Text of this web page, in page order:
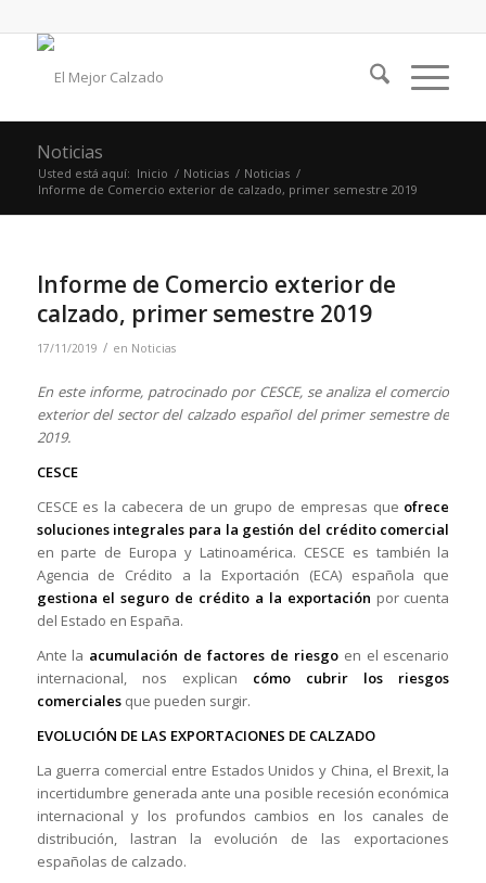
Noticias
Usted está aquí: Inicio / Noticias / Noticias /
Informe de Comercio exterior de calzado, primer semestre 2019
Informe de Comercio exterior de
calzado, primer semestre 2019
17/11/2019 / en Noticias
En este informe, patrocinado por CESCE, se analiza el comercio
exterior del sector del calzado español del primer semestre de
2019.
CESCE
CESCE es la cabecera de un grupo de empresas que ofrece
soluciones integrales para la gestión del crédito comercial
en parte de Europa y Latinoamérica. CESCE es también la
Agencia de Crédito a la Exportación (ECA) española que
gestiona el seguro de crédito a la exportación por cuenta
del Estado en España.
Ante la acumulación de factores de riesgoen el escenario
internacional, nos explican cómo cubrir los riesgos
comercialesque pueden surgir.
EVOLUCIÓN DE LAS EXPORTACIONES DE CALZADO
La guerra comercial entre Estados Unidos y China, el Brexit, la
incertidumbre generada ante una posible recesión económica
internacional y los profundos cambios en los canales de
distribución, lastran la evolución de las exportaciones
españolas de calzado.